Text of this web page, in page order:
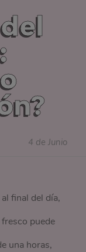
4 de Junio
final del día,
puede
una horas,